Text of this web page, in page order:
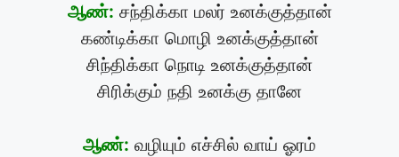
ஆண்: சந்திக்கா மலர் உனக்குத்தான்
கண்டிக்கா மொழி உனக்குத்தான்
சிந்திக்கா நொடி உனக்குத்தான்
சிரிக்கும் நதி உனக்கு தானே
ஆண்: வழியும் எச்சில் வாய் ஓரம்